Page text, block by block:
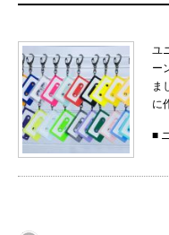
ユ
ー
ま
に
■